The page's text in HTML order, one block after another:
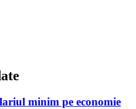
minim pe economie